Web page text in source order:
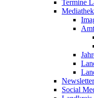
Termine
Mediathek
Newsletter
Social